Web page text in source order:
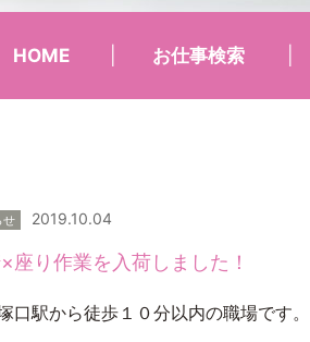
HOME お仕事検索
せ 2019.10.04
座り作業を入荷しました！
口駅から徒歩１０分以内の職場です。